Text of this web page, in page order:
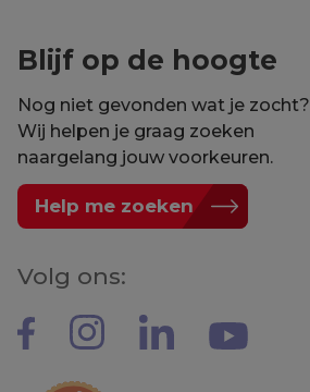
Blijf op de hoogte
Nog niet gevonden wat je zocht?
Wij helpen je graag zoeken
naargelang jouw voorkeuren.
Help me zoeken
Volg ons: